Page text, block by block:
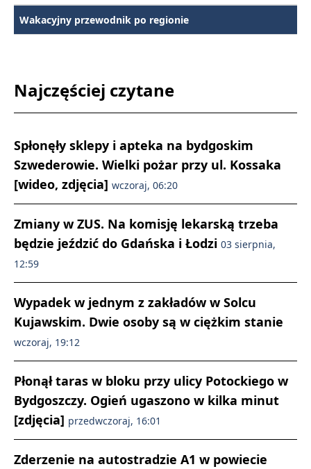
Wakacyjny przewodnik po regionie
Najczęściej czytane
Spłonęły sklepy i apteka na bydgoskim
Szwederowie. Wielki pożar przy ul. Kossaka
[wideo, zdjęcia] wczoraj, 06:20
Zmiany w ZUS. Na komisję lekarską trzeba
będzie jeździć do Gdańska i Łodzi 03 sierpnia,
12:59
Wypadek w jednym z zakładów w Solcu
Kujawskim. Dwie osoby są w ciężkim stanie
wczoraj, 19:12
Płonął taras w bloku przy ulicy Potockiego w
Bydgoszczy. Ogień ugaszono w kilka minut
[zdjęcia] przedwczoraj, 16:01
Zderzenie na autostradzie A1 w powiecie